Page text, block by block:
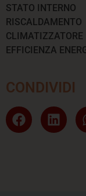
STATO INTERNO
RISCALDAMENTO
CLIMATIZZATORE
EFFICIENZA
CONDIVIDI